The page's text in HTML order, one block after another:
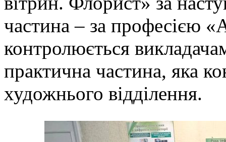
частина – за професією
контролюється
практична частина, яка
художнього відділення.